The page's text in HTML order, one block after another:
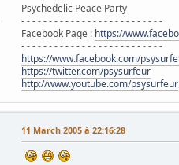
Psychedelic Peace Party
- - - - - - - - - - - - - - - - - - - - - - - - - -
Facebook Page : https://
- - - - - - - - - - - - - - - - - - - - - - - - - -
https://www.facebook.com/
https://twitter.com/psysurfeur
http://www.youtube.com/psysurfeur
11 March 2005 à 22:16:28